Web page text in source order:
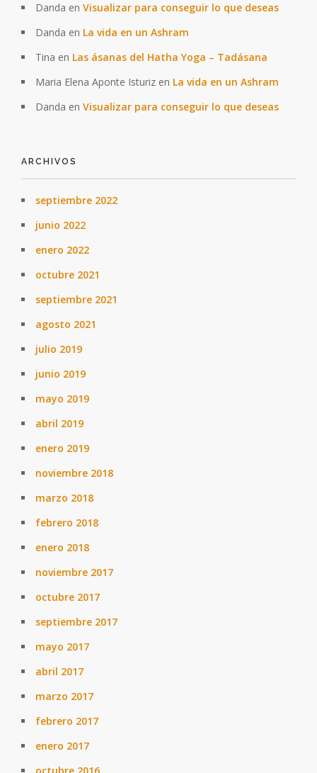
Danda en Visualizar para conseguir lo que deseas
Danda en La vida en un Ashram
Tina en Las ásanas del Hatha Yoga – Tadásana
Maria Elena Aponte Isturiz en La vida en un Ashram
Danda en Visualizar para conseguir lo que deseas
ARCHIVOS
septiembre 2022
junio 2022
enero 2022
octubre 2021
septiembre 2021
agosto 2021
julio 2019
junio 2019
mayo 2019
abril 2019
enero 2019
noviembre 2018
marzo 2018
febrero 2018
enero 2018
noviembre 2017
octubre 2017
septiembre 2017
mayo 2017
abril 2017
marzo 2017
febrero 2017
enero 2017